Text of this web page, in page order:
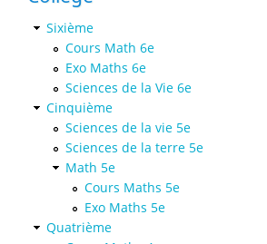
Sixième
Cours Math 6e
Exo Maths 6e
Sciences de la Vie 6e
Cinquième
Sciences de la vie 5e
Sciences de la terre 5e
Math 5e
Cours Maths 5e
Exo Maths 5e
Quatrième